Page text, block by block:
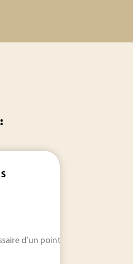
conditionne le coût global
connu un essor
d’un point de vue de santé